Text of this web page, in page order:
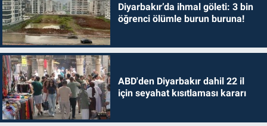
Diyarbakır’da ihmal göleti: 3 bin
öğrenci ölümle burun buruna!
ABD'den Diyarbakır dahil 22 il
için seyahat kısıtlaması kararı